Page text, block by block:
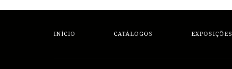
INÍCIO CATÁLOGOS EXPOSIÇÕES